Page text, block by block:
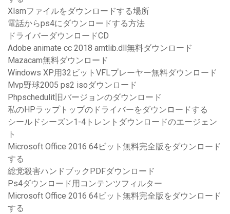
Xlsmファイルをダウンロードする場所
電話からps4にダウンロードする方法
ドライバーダウンロードCD
Adobe animate cc 2018 amtlib.dll無料ダウンロード
Mazacam無料ダウンロード
Windows XP用32ビットVFLプレーヤー無料ダウンロード
Mvp野球2005 ps2 isoダウンロード
Phpschedulit旧バージョンのダウンロード
私のHPラップトップのドライバーをダウンロードする
シールドシーズン1-4トレントダウンロードのエージェン
ト
Microsoft Office 2016 64ビット無料完全版をダウンロード
する
総党殺害ハンドブックPDFダウンロード
Ps4ダウンロード用コンテンツフィルター
Microsoft Office 2016 64ビット無料完全版をダウンロード
する